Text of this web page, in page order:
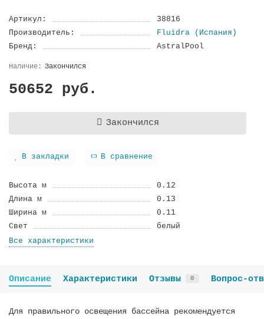
Артикул:
38816
Производитель:
Fluidra (Испания)
Бренд:
AstralPool
Закончился
50652 руб.
Закончился
В закладки В сравнение
Высота м
0.12
Длина м
0.13
Ширина м
0.11
Cвeт
белый
Все характеристики
Описание Характеристики Отзывы 0 Вопрос-
Для правильного освещения бассейна рекомендуется